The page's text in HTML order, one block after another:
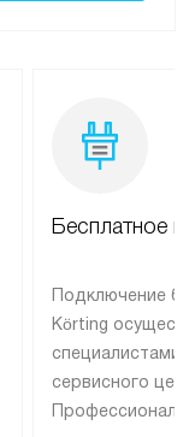
Бесплатное
Подключение
Körting
специалистами
сервисного